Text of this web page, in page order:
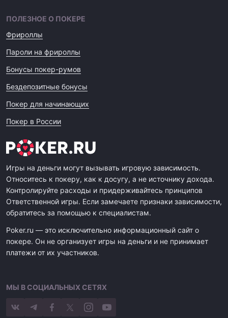
ПОЛЕЗНОЕ О ПОКЕРЕ
Фрироллы
Пароли на фрироллы
Бонусы покер-румов
Бездепозитные бонусы
Покер для начинающих
Покер в России
Игры на деньги могут вызывать игровую зависимость.
Относитесь к покеру, как к досугу, а не источнику дохода.
Контролируйте расходы и придерживайтесь принципов
Ответственной игры. Если замечаете признаки зависимости,
обратитесь за помощью к специалистам.
Poker.ru — это исключительно информационный сайт о
покере. Он не организует игры на деньги и не принимает
платежи от их участников.
МЫ В СОЦИАЛЬНЫХ СЕТЯХ